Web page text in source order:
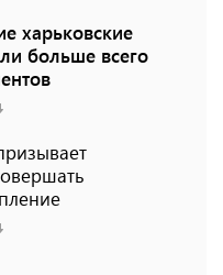
харьковские
больше всего